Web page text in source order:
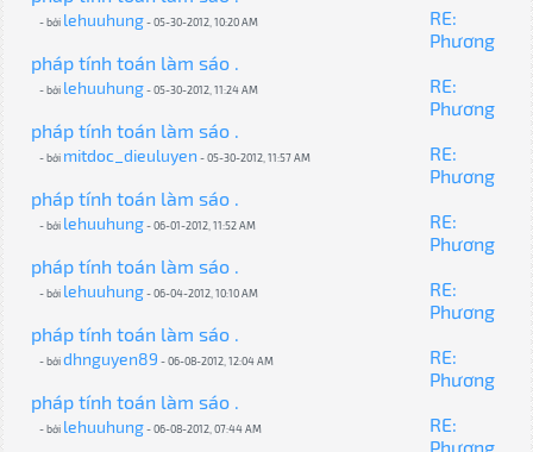
- bởi lehuuhung- 05-30-2012, 10:20 AM
RE:
Phương
pháp tính toán làm sáo .
- bởi lehuuhung- 05-30-2012, 11:24 AM
RE:
Phương
pháp tính toán làm sáo .
- bởi mitdoc_dieuluyen - 05-30-2012, 11:57 AM
RE:
Phương
pháp tính toán làm sáo .
- bởi lehuuhung- 06-01-2012, 11:52 AM
RE:
Phương
pháp tính toán làm sáo .
- bởi lehuuhung- 06-04-2012, 10:10 AM
RE:
Phương
pháp tính toán làm sáo .
- bởidhnguyen89 - 06-08-2012, 12:04 AM
RE:
Phương
pháp tính toán làm sáo .
- bởi lehuuhung- 06-08-2012, 07:44 AM
RE:
Phương